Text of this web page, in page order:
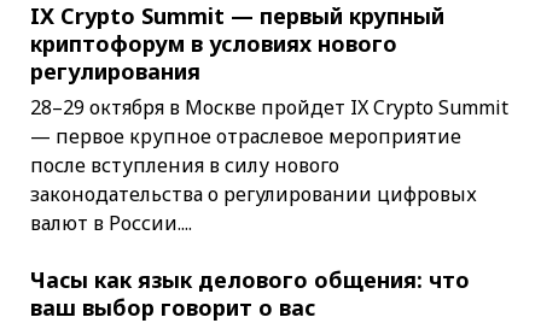
IX Crypto Summit — первый крупный
криптофорум в условиях нового
регулирования
28–29 октября в Москве пройдет IX Crypto Summit
— первое крупное отраслевое мероприятие
после вступления в силу нового
законодательства о регулировании цифровых
валют в России....
Часы как язык делового общения: что
ваш выбор говорит о вас